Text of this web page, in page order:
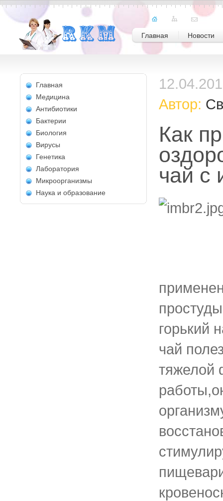
Главная Новости
Главная
Медицина
Антибиотики
Бактерии
Биология
Вирусы
Генетика
Лаборатория
Микроорганизмы
Наука и образование
Автор:
Как
чай с
горький
чай
тяжелой